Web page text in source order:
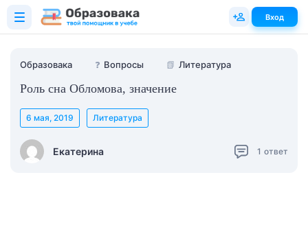
Образовака ❓ Вопросы 📗 Литература
Роль сна Обломова, значение
Екатерина
6 мая, 2019 Литература
1 ответ
Вход